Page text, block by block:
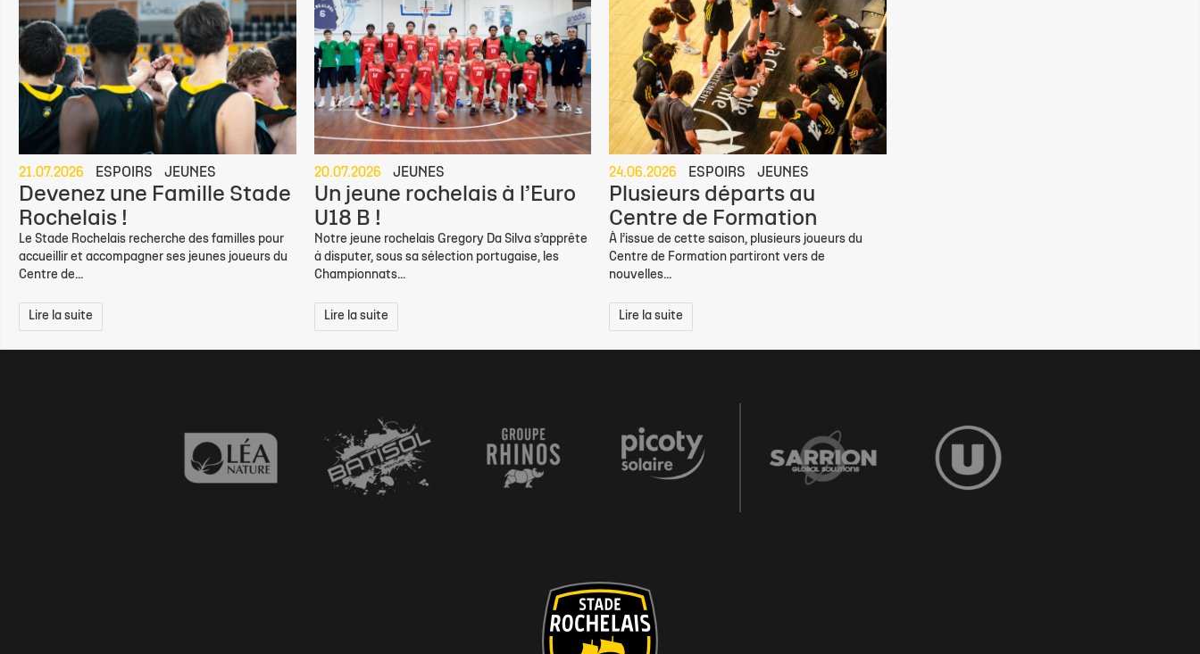
21.07.2026 ESPOIRS JEUNES
Devenez une Famille Stade
Rochelais !
Le Stade Rochelais recherche des familles pour
accueillir et accompagner ses jeunes joueurs du
Centre de...
Lire la suite
20.07.2026 JEUNES
Un jeune rochelais à l’Euro
U18 B !
Notre jeune rochelais Gregory Da Silva s’apprête
à disputer, sous sa sélection portugaise, les
Championnats...
Lire la suite
24.06.2026 ESPOIRS JEUNES
Plusieurs départs au
Centre de Formation
À l’issue de cette saison, plusieurs joueurs du
Centre de Formation partiront vers de
nouvelles...
Lire la suite